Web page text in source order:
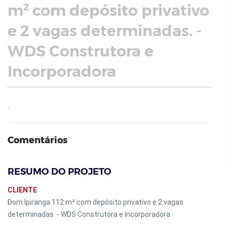
m² com depósito privativo
e 2 vagas determinadas. -
WDS Construtora e
Incorporadora
Comentários
RESUMO DO PROJETO
CLIENTE
Dom Ipiranga 112 m² com depósito privativo e 2 vagas
determinadas. - WDS Construtora e Incorporadora